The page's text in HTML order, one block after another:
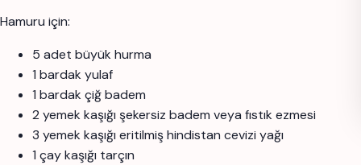
Hamuru için:
5 adet büyük hurma
1 bardak yulaf
1 bardak çiğ badem
2 yemek kaşığı şekersiz badem veya fıstık ezmesi
3 yemek kaşığı eritilmiş hindistan cevizi yağı
1 çay kaşığı tarçın